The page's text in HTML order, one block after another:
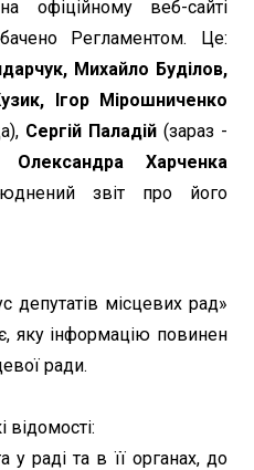
офіційному веб-сайті
Регламентом. Це:
Михайло Буділов,
Ігор Мірошниченко
Сергій Паладій(зараз -
Олександра Харченка
звіт про його
депутатів місцевих рад»
яку інформацію повинен
ради.
відомості:
у раді та в її органах, до